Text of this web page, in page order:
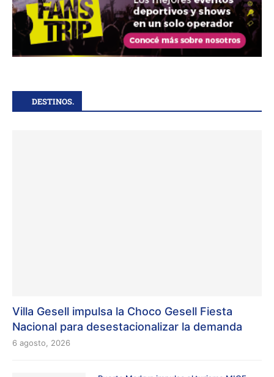
DESTINOS.
Villa Gesell impulsa la Choco Gesell Fiesta
Nacional para desestacionalizar la demanda
6 agosto, 2026